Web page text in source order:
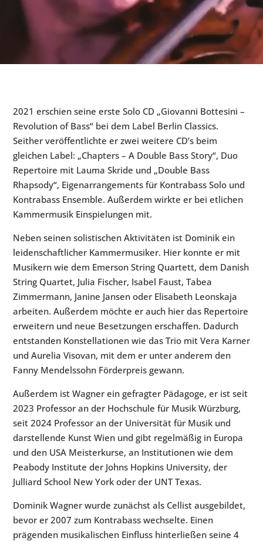
2021 erschien seine erste Solo CD „Giovanni Bottesini –
Revolution of Bass“ bei dem Label Berlin Classics.
Seither veröffentlichte er zwei weitere CD’s beim
gleichen Label: „Chapters – A Double Bass Story“, Duo
Repertoire mit Lauma Skride und „Double Bass
Rhapsody“, Eigenarrangements für Kontrabass Solo und
Kontrabass Ensemble. Außerdem wirkte er bei etlichen
Kammermusik Einspielungen mit.
Neben seinen solistischen Aktivitäten ist Dominik ein
leidenschaftlicher Kammermusiker. Hier konnte er mit
Musikern wie dem Emerson String Quartett, dem Danish
String Quartet, Julia Fischer, Isabel Faust, Tabea
Zimmermann, Janine Jansen oder Elisabeth Leonskaja
arbeiten. Außerdem möchte er auch hier das Repertoire
erweitern und neue Besetzungen erschaffen. Dadurch
entstanden Konstellationen wie das Trio mit Vera Karner
und Aurelia Visovan, mit dem er unter anderem den
Fanny Mendelssohn Förderpreis gewann.
Außerdem ist Wagner ein gefragter Pädagoge, er ist seit
2023 Professor an der Hochschule für Musik Würzburg,
seit 2024 Professor an der Universität für Musik und
darstellende Kunst Wien und gibt regelmäßig in Europa
und den USA Meisterkurse, an Institutionen wie dem
Peabody Institute der Johns Hopkins University, der
Julliard School New York oder der UNT Texas.
Dominik Wagner wurde zunächst als Cellist ausgebildet,
bevor er 2007 zum Kontrabass wechselte. Einen
prägenden musikalischen Einfluss hinterließen seine 4